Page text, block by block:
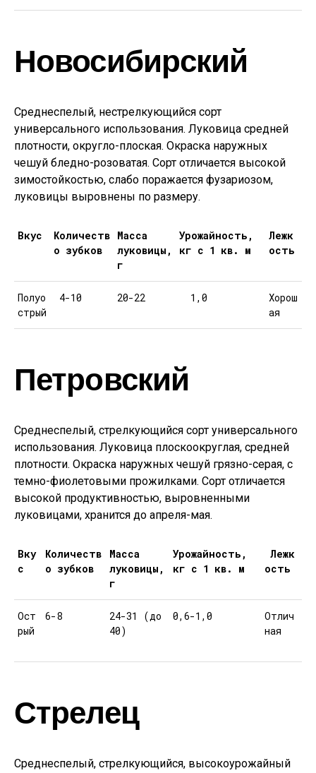
Новосибирский
Среднеспелый, нестрелкующийся сорт
универсального использования. Луковица средней
плотности, округло-плоская. Окраска наружных
чешуй бледно-розоватая. Сорт отличается высокой
зимостойкостью, слабо поражается фузариозом,
луковицы выровнены по размеру.
Вкус
Количеств
о зубков
Масса
луковицы,
г
Урожайность,
кг с 1 кв. м
Лежк
ость
Полуо
стрый
4-10 20-22 1,0
Хорош
ая
Петровский
Среднеспелый, стрелкующийся сорт универсального
использования. Луковица плоскоокруглая, средней
плотности. Окраска наружных чешуй грязно-серая, с
темно-фиолетовыми прожилками. Сорт отличается
высокой продуктивностью, выровненными
луковицами, хранится до апреля-мая.
Вку
с
Количеств
о зубков
Масса
луковицы,
г
Урожайность,
кг с 1 кв. м
Лежк
ость
Ост
рый
6-8
24-31 (до
40)
0,6-1,0
Отлич
ная
Стрелец
Среднеспелый, стрелкующийся, высокоурожайный